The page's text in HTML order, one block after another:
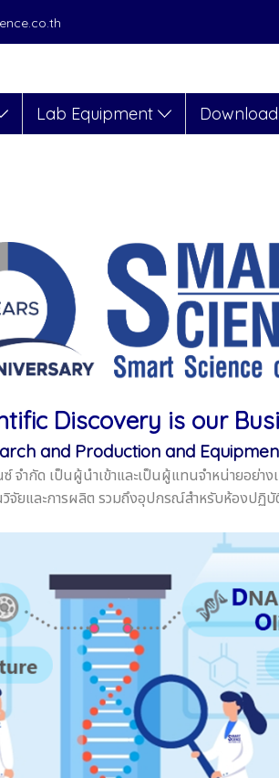
Lab Equipment
Discovery is our
and Production and
จำกัด เป็นผู้นำเข้าและเป็นผู้แทนจำหน่ายอย่าง
จัยและการผลิต รวมถึงอุปกรณ์สำหรับห้องปฏิบั